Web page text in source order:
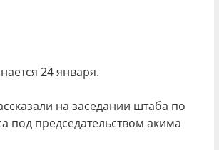
24 января.
на заседании штаба по
под председательством акима